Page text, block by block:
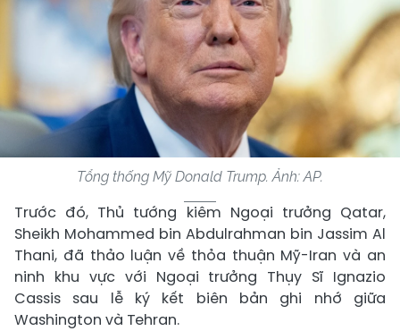
Tổng thống Mỹ Donald Trump. Ảnh: AP.
Trước đó, Thủ tướng kiêm Ngoại trưởng Qatar,
Sheikh Mohammed bin Abdulrahman bin Jassim Al
Thani, đã thảo luận về thỏa thuận Mỹ-Iran và an
ninh khu vực với Ngoại trưởng Thụy Sĩ Ignazio
Cassis sau lễ ký kết biên bản ghi nhớ giữa
Washington và Tehran.